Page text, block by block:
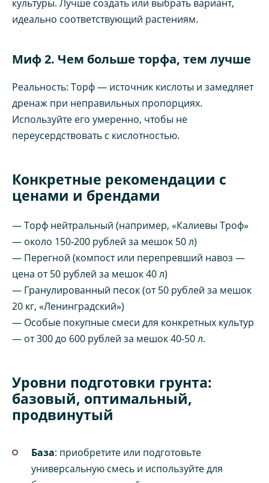
культуры. Лучше создать или выбрать вариант,
идеально соответствующий растениям.
Миф 2. Чем больше торфа, тем лучше
Реальность: Торф — источник кислоты и замедляет
дренаж при неправильных пропорциях.
Используйте его умеренно, чтобы не
переусердствовать с кислотностью.
Конкретные рекомендации с
ценами и брендами
— Торф нейтральный (например, «Калиевы Троф»
— около 150-200 рублей за мешок 50 л)
— Перегной (компост или перепревший навоз —
цена от 50 рублей за мешок 40 л)
— Гранулированный песок (от 50 рублей за мешок
20 кг, «Ленинградский»)
— Особые покупные смеси для конкретных культур
— от 300 до 600 рублей за мешок 40-50 л.
Уровни подготовки грунта:
базовый, оптимальный,
продвинутый
База: приобретите или подготовьте
универсальную смесь и используйте для